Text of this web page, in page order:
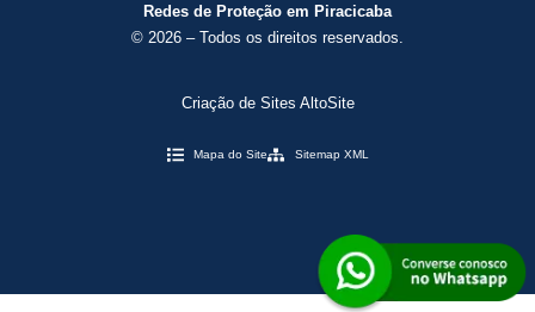
Redes de Proteção em Piracicaba
© 2026 – Todos os direitos reservados.
Criação de Sites AltoSite
Mapa do Site Sitemap XML